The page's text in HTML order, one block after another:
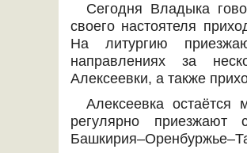
Сегодня Владыка
своего настоятеля
На литургию
направлениях за
Алексеевки, а также
Алексеевка
регулярно приезжают